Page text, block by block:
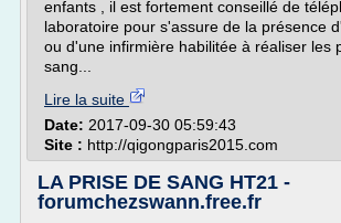
enfants , il est fortement conseillé de
laboratoire pour s'assure de la présence
ou d'une infirmière habilitée à réaliser les
sang...
Lire la suite
Date: 2017-09-30 05:59:43
Site : http://qigongparis2015.com
LA PRISE DE SANG HT21 -
forumchezswann.free.fr